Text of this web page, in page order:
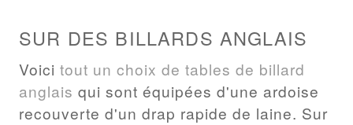
SUR DES BILLARDS ANGLAIS
Voici tout un choix de tables de billard
anglais qui sont équipées d'une ardoise
recouverte d'un drap rapide de laine. Sur